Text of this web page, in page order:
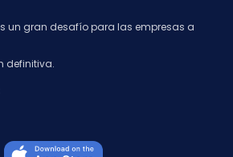
un gran desafío para las empresas a
definitiva.